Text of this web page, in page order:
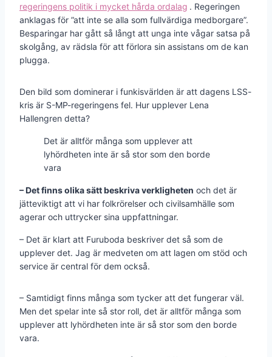
regeringens politik i mycket hårda ordalag . Regeringen
anklagas för ”att inte se alla som fullvärdiga medborgare”.
Besparingar har gått så långt att unga inte vågar satsa på
skolgång, av rädsla för att förlora sin assistans om de kan
plugga.
Den bild som dominerar i funkisvärlden är att dagens LSS-
kris är S-MP-regeringens fel. Hur upplever Lena
Hallengren detta?
Det är alltför många som upplever att
lyhördheten inte är så stor som den borde
vara
– Det finns olika sätt beskriva verkligheten och det är
jätteviktigt att vi har folkrörelser och civilsamhälle som
agerar och uttrycker sina uppfattningar.
– Det är klart att Furuboda beskriver det så som de
upplever det. Jag är medveten om att lagen om stöd och
service är central för dem också.
– Samtidigt finns många som tycker att det fungerar väl.
Men det spelar inte så stor roll, det är alltför många som
upplever att lyhördheten inte är så stor som den borde
vara.